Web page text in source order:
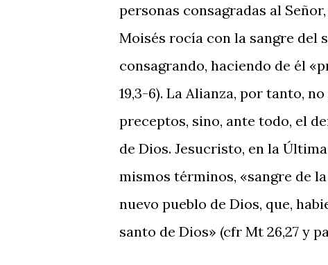
personas consagradas al
Moisés rocía con la sangre del
consagrando, haciendo de él
19,3-6). La Alianza, por tanto,
preceptos, sino, ante todo, el
de Dios. Jesucristo, en la
mismos términos, «sangre de
nuevo pueblo de Dios, que,
santo de Dios» (cfr Mt 26,27 y